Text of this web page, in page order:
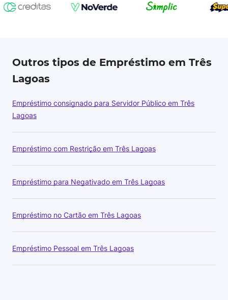
Outros tipos de Empréstimo em Três
Lagoas
Empréstimo consignado para Servidor Público em Três
Lagoas
Empréstimo com Restrição em Três Lagoas
Empréstimo para Negativado em Três Lagoas
Empréstimo no Cartão em Três Lagoas
Empréstimo Pessoal em Três Lagoas